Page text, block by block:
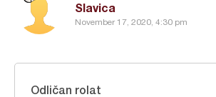
Slavica
November 17, 2020, 4:30 pm
Odličan rolat